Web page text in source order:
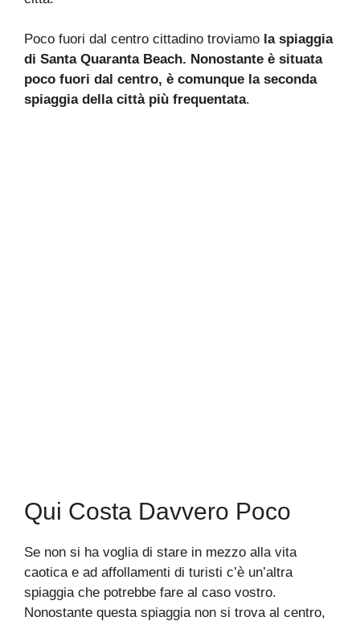
Poco fuori dal centro cittadino troviamo la spiaggia
di Santa Quaranta Beach. Nonostante è situata
poco fuori dal centro, è comunque la seconda
spiaggia della città più frequentata.
Qui Costa Davvero Poco
Se non si ha voglia di stare in mezzo alla vita
caotica e ad affollamenti di turisti c’è un’altra
spiaggia che potrebbe fare al caso vostro.
Nonostante questa spiaggia non si trova al centro,